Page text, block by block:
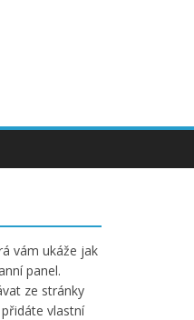
vám ukáže jak
panel.
ze stránky
vlastní